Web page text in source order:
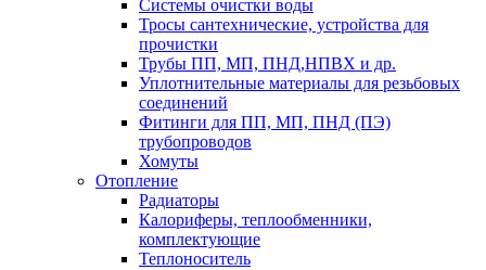
Системы очистки воды
Тросы сантехнические, устройства для
прочистки
Трубы ПП, МП, ПНД,НПВХ и др.
Уплотнительные материалы для резьбовых
соединений
Фитинги для ПП, МП, ПНД (ПЭ)
трубопроводов
Хомуты
Отопление
Радиаторы
Калориферы, теплообменники,
комплектующие
Теплоноситель